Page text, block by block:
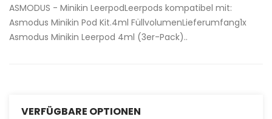
ASMODUS - Minikin LeerpodLeerpods kompatibel mit:
Asmodus Minikin Pod Kit.4ml FüllvolumenLieferumfang1x
Asmodus Minikin Leerpod 4ml (3er-Pack)..
VERFÜGBARE OPTIONEN